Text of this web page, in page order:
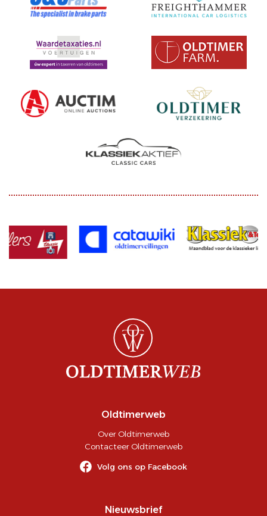
Oldtimerweb
Over Oldtimerweb
Contacteer Oldtimerweb
Volg ons op Facebook
Nieuwsbrief